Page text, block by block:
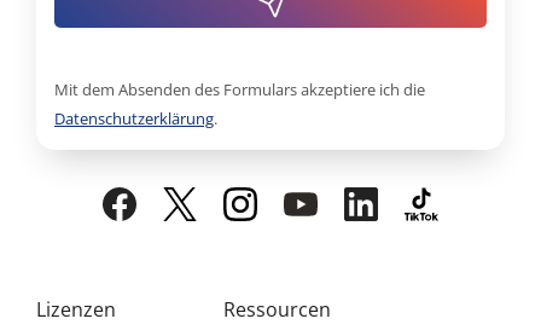
Lizenzen
Ressourcen
Mit dem Absenden des Formulars akzeptiere ich die
Datenschutzerklärung.